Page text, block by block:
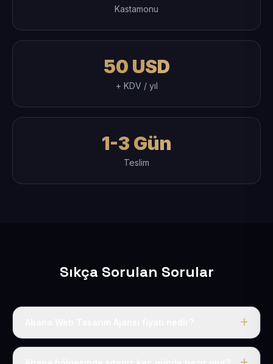
Kastamonu
50 USD
+ KDV / yıl
1-3 Gün
Teslim
Sıkça Sorulan Sorular
Tek fiyat uygulanır: yıllık 50 USD + KDV. Bu bedele alan